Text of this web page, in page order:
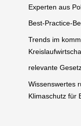
Experten aus
Best-Practice-
Trends im
relevante
Wissenswertes
Klimaschutz für